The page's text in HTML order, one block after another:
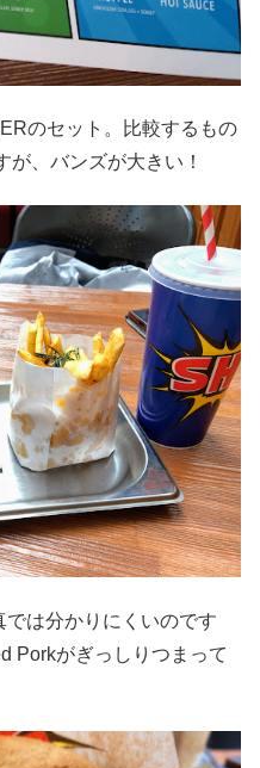
のセット。比較するもの
が、バンズが大きい！
は分かりにくいのです
Porkがぎっしりつまって